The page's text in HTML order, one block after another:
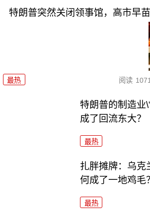
特朗普突然关闭领事馆，高市早
最热 阅读
特朗普的制造业
成了回流东大？
最热
扎胖摊牌：乌克
何成了一地鸡毛？
最热